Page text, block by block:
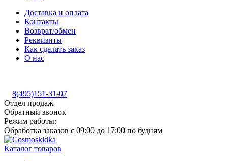
Доставка и оплата
Контакты
Возврат/обмен
Реквизиты
Как сделать заказ
О нас
8(495)151-31-07
Отдел продаж
Обратный звонок
Режим работы:
Обработка заказов с 09:00 до 17:00 по будням
Каталог товаров